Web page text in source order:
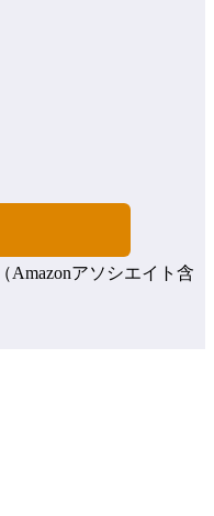
Amazonアソシエイト含